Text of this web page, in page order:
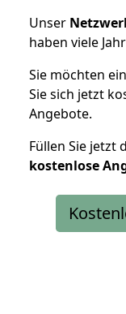
Unser
haben viele
Sie möchten
Sie sich jetzt
Angebote.
Füllen Sie jetzt
kostenlose